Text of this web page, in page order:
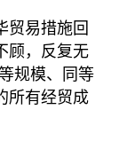
贸易措施回
顾，反复无
规模、同等
所有经贸成